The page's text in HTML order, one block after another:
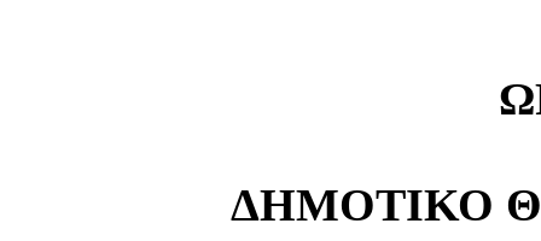
ΔΗΜΟΤΙΚΟ